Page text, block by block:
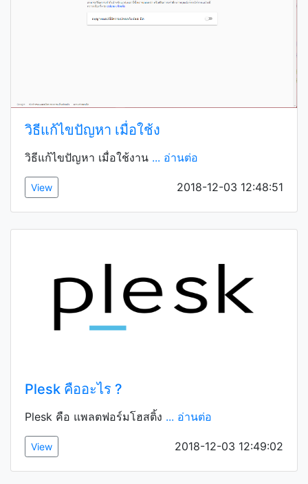
วิธีแก้ไขปัญหา เมื่อใช้ง
วิธีแก้ไขปัญหา เมื่อใช้งาน ... อ่านต่อ
View 2018-12-03 12:48:51
Plesk คืออะไร ?
Plesk คือ แพลตฟอร์มโฮสติ้ง ... อ่านต่อ
View 2018-12-03 12:49:02